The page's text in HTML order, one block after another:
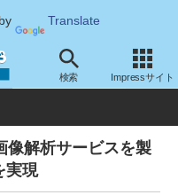
Translate
検索 Impressサイト
サービス その他
像解析サービスを製
実現